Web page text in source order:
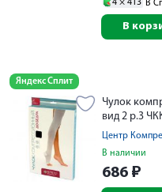
4 × 413 В
В
Яндекс Сплит
Чулок
вид 2 р.3
Центр
В наличии
686 ₽